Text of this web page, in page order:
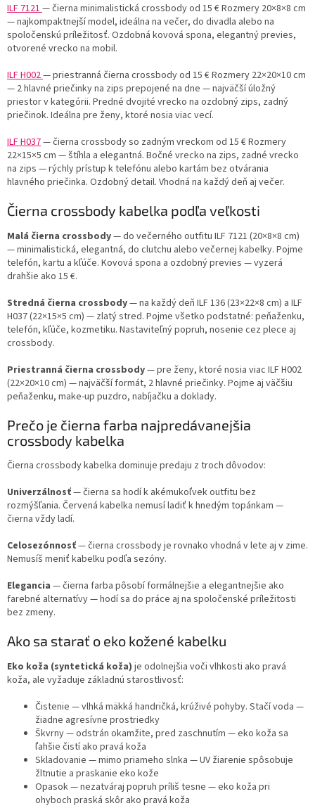
ILF 7121 — čierna minimalistická crossbody od 15 €Rozmery 20×8×8 cm
— najkompaktnejší model, ideálna na večer, do divadla alebo na
spoločenskú príležitosť. Ozdobná kovová spona, elegantný previes,
otvorené vrecko na mobil.
ILF H002— priestranná čierna crossbody od 15 €Rozmery 22×20×10 cm
— 2 hlavné priečinky na zips prepojené na dne — najväčší úložný
priestor v kategórii. Predné dvojité vrecko na ozdobný zips, zadný
priečinok. Ideálna pre ženy, ktoré nosia viac vecí.
ILF H037— čierna crossbody so zadným vreckom od 15 €Rozmery
22×15×5 cm — štíhla a elegantná. Bočné vrecko na zips, zadné vrecko
na zips — rýchly prístup k telefónu alebo kartám bez otvárania
hlavného priečinka. Ozdobný detail. Vhodná na každý deň aj večer.
Čierna crossbody kabelka podľa veľkosti
Malá čierna crossbody— do večerného outfitu ILF 7121 (20×8×8 cm)
— minimalistická, elegantná, do clutchu alebo večernej kabelky. Pojme
telefón, kartu a kľúče. Kovová spona a ozdobný previes — vyzerá
drahšie ako 15 €.
Stredná čierna crossbody— na každý deň ILF 136 (23×22×8 cm) a ILF
H037 (22×15×5 cm) — zlatý stred. Pojme všetko podstatné: peňaženku,
telefón, kľúče, kozmetiku. Nastaviteľný popruh, nosenie cez plece aj
crossbody.
Priestranná čierna crossbody— pre ženy, ktoré nosia viac ILF H002
(22×20×10 cm) — najväčší formát, 2 hlavné priečinky. Pojme aj väčšiu
peňaženku, make-up puzdro, nabíjačku a doklady.
Prečo je čierna farba najpredávanejšia
crossbody kabelka
Čierna crossbody kabelka dominuje predaju z troch dôvodov:
Univerzálnosť— čierna sa hodí k akémukoľvek outfitu bez
rozmýšľania. Červená kabelka nemusí ladiť k hnedým topánkam —
čierna vždy ladí.
Celosezónnosť— čierna crossbody je rovnako vhodná v lete aj v zime.
Nemusíš meniť kabelku podľa sezóny.
Elegancia — čierna farba pôsobí formálnejšie a elegantnejšie ako
farebné alternatívy — hodí sa do práce aj na spoločenské príležitosti
bez zmeny.
Ako sa starať o eko kožené kabelku
Eko koža (syntetická koža) je odolnejšia voči vlhkosti ako pravá
koža, ale vyžaduje základnú starostlivosť:
Čistenie — vlhká mäkká handričká, krúživé pohyby. Stačí voda —
žiadne agresívne prostriedky
Škvrny— odstrán okamžite, pred zaschnutím — eko koža sa
ľahšie čistí ako pravá koža
Skladovanie — mimo priameho slnka — UV žiarenie spôsobuje
žltnutie a praskanie eko kože
Opasok— nezatváraj popruh príliš tesne — eko koža pri
ohyboch praská skôr ako pravá koža